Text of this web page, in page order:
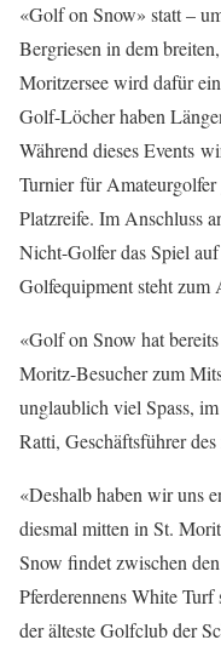
«Golf on Snow» statt ­–
Bergriesen in dem
Moritzersee wird dafür
Golf-Löcher haben
Während dieses Events
Turnier für Amateurgolfer
Platzreife. Im Anschluss
Nicht-Golfer das Spiel
Golfequipment steht zum
«Golf on Snow hat
Moritz-Besucher zum
unglaublich viel Spass,
Ratti, Geschäftsführer
«Deshalb haben wir uns
diesmal mitten in St.
Snow findet zwischen
Pferderennens White
der älteste Golfclub der